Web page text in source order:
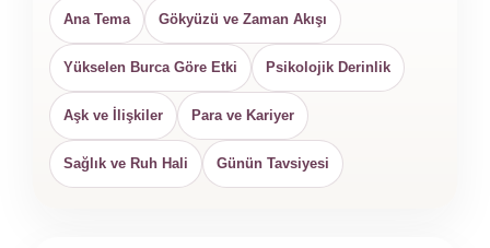
Ana Tema Gökyüzü ve Zaman Akışı
Yükselen Burca Göre Etki Psikolojik Derinlik
Aşk ve İlişkiler Para ve Kariyer
Sağlık ve Ruh Hali Günün Tavsiyesi